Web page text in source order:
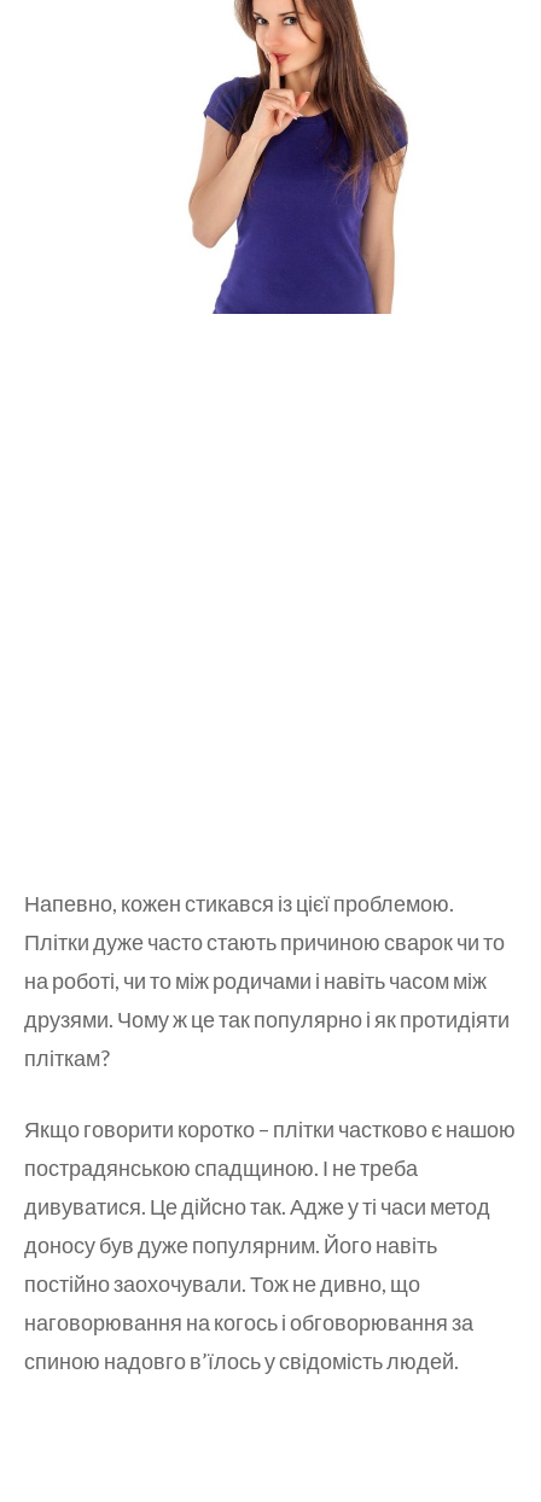
Напевно, кожен стикався із цієї проблемою.
Плітки дуже часто стають причиною сварок чи то
на роботі, чи то між родичами і навіть часом між
друзями. Чому ж це так популярно і як протидіяти
пліткам?
Якщо говорити коротко – плітки частково є нашою
пострадянською спадщиною. І не треба
дивуватися. Це дійсно так. Адже у ті часи метод
доносу був дуже популярним. Його навіть
постійно заохочували. Тож не дивно, що
наговорювання на когось і обговорювання за
спиною надовго в’їлось у свідомість людей.